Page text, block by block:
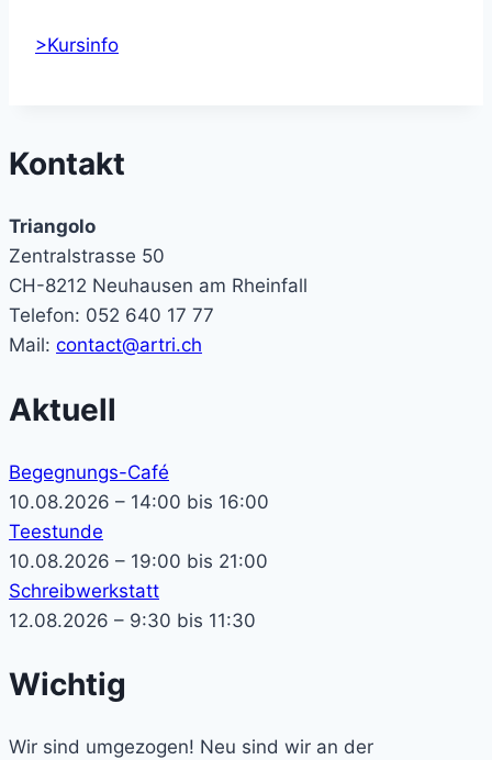
>Kursinfo
Kontakt
Triangolo
Zentralstrasse 50
CH-8212 Neuhausen am Rheinfall
Telefon: 052 640 17 77
Mail: contact@artri.ch
Aktuell
Begegnungs-Café
10.08.2026 – 14:00 bis 16:00
Teestunde
10.08.2026 – 19:00 bis 21:00
Schreibwerkstatt
12.08.2026 – 9:30 bis 11:30
Wichtig
Wir sind umgezogen! Neu sind wir an der